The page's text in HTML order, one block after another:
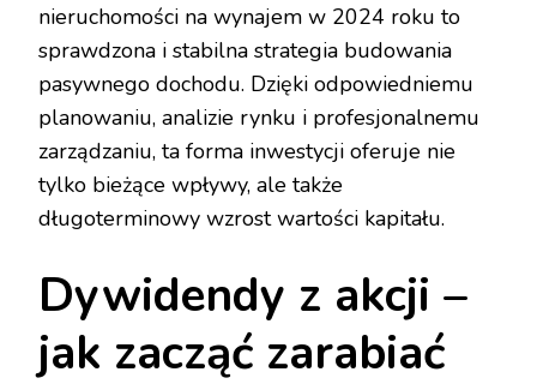
nieruchomości na wynajem w 2024 roku to
sprawdzona i stabilna strategia budowania
pasywnego dochodu. Dzięki odpowiedniemu
planowaniu, analizie rynku i profesjonalnemu
zarządzaniu, ta forma inwestycji oferuje nie
tylko bieżące wpływy, ale także
długoterminowy wzrost wartości kapitału.
Dywidendy z akcji –
jak zacząć zarabiać